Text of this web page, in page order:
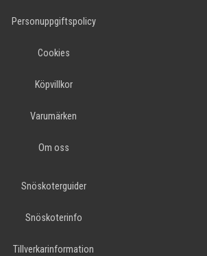
Personuppgiftspolicy
Cookies
Köpvillkor
Varumärken
Om oss
Snöskoterguider
Snöskoterinfo
Tillverkarinformation